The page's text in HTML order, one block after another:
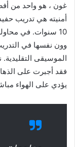
أمنيته هي تدريب
10 سنوات. في
وون نفسها في
الموسيقى
فقد أجبرت على
يؤدي على الهواء